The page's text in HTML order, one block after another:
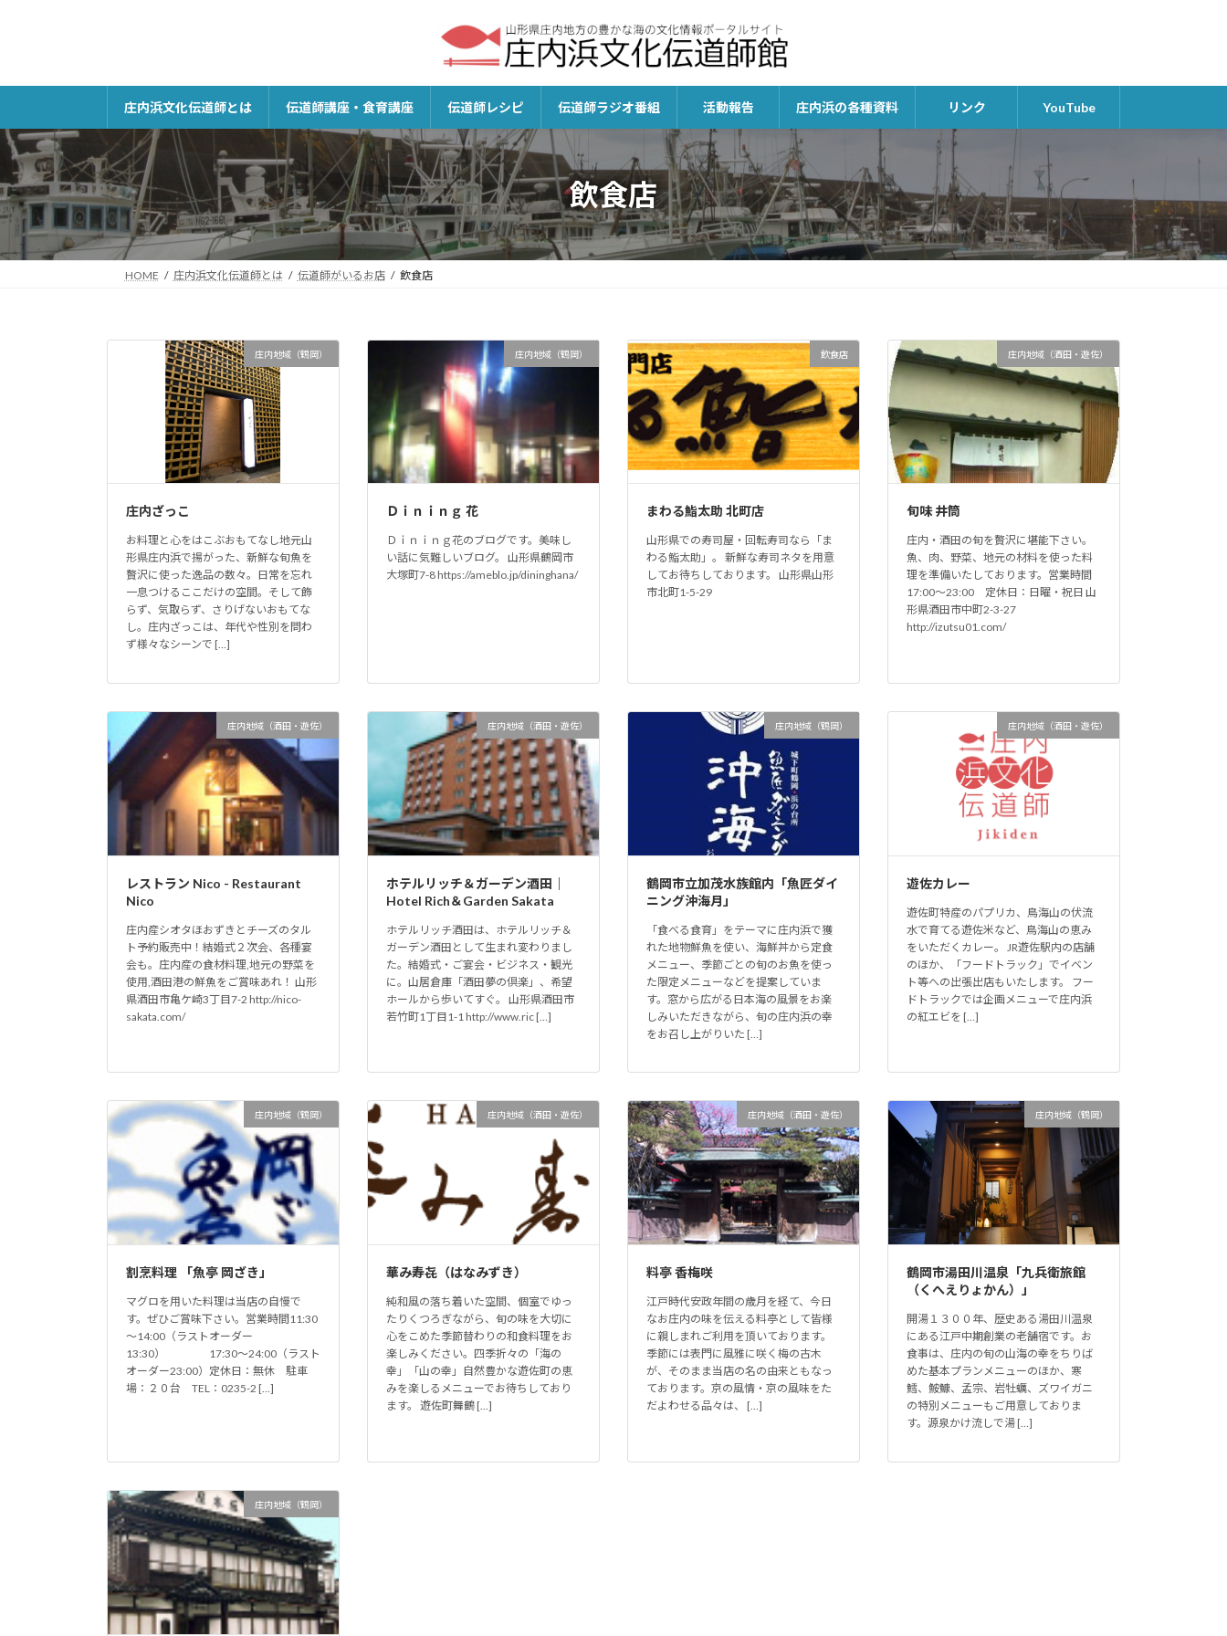
ス
キ
ッ
プ
ン
に
移
動
庄内浜文化伝道師とは 伝道師講座・食育講座 伝道師レシピ 伝道師ラジオ番組 活動報告 庄内浜の各種資料 リンク YouTube
飲食店
HOME 庄内浜文化伝道師とは 伝道師がいるお店 飲食店
庄内地域（鶴岡）
庄内ざっこ
お料理と心をはこぶおもてなし地元山
形県庄内浜で揚がった、新鮮な旬魚を
贅沢に使った逸品の数々。日常を忘れ
一息つけるここだけの空間。そして飾
らず、気取らず、さりげないおもてな
し。庄内ざっこは、年代や性別を問わ
ず様々なシーンで […]
庄内地域（鶴岡）
Ｄｉｎｉｎｇ 花
Ｄｉｎｉｎｇ花のブログです。美味し
い話に気難しいブログ。 山形県鶴岡市
大塚町7-8 https://ameblo.jp/dininghana/
飲食店
まわる鮨太助 北町店
山形県での寿司屋・回転寿司なら「ま
わる鮨太助」。 新鮮な寿司ネタを用意
してお待ちしております。 山形県山形
市北町1-5-29
庄内地域（酒田・遊佐）
旬味 井筒
庄内・酒田の旬を贅沢に堪能下さい。
魚、肉、野菜、地元の材料を使った料
理を準備いたしております。営業時間
17:00～23:00 定休日：日曜・祝日 山
形県酒田市中町2-3-27
http://izutsu01.com/
庄内地域（酒田・遊佐）
レストラン Nico - Restaurant
Nico
庄内産シオタほおずきとチーズのタル
ト予約販売中！結婚式２次会、各種宴
会も。庄内産の食材料理,地元の野菜を
使用,酒田港の鮮魚をご賞味あれ！ 山形
県酒田市亀ケ崎3丁目7-2 http://nico-
sakata.com/
庄内地域（酒田・遊佐）
ホテルリッチ＆ガーデン酒田｜
Hotel Rich＆Garden Sakata
ホテルリッチ酒田は、ホテルリッチ＆
ガーデン酒田として生まれ変わりまし
た。結婚式・ご宴会・ビジネス・観光
に。山居倉庫「酒田夢の倶楽」、希望
ホールから歩いてすぐ。 山形県酒田市
若竹町1丁目1-1 http://www.ric […]
庄内地域（鶴岡）
鶴岡市立加茂水族館内「魚匠ダイ
ニング沖海月」
「食べる食育」をテーマに庄内浜で獲
れた地物鮮魚を使い、海鮮丼から定食
メニュー、季節ごとの旬のお魚を使っ
た限定メニューなどを提案していま
す。窓から広がる日本海の風景をお楽
しみいただきながら、旬の庄内浜の幸
をお召し上がりいた […]
庄内地域（酒田・遊佐）
遊佐カレー
遊佐町特産のパプリカ、鳥海山の伏流
水で育てる遊佐米など、鳥海山の恵み
をいただくカレー。 JR遊佐駅内の店舗
のほか、「フードトラック」でイベン
ト等への出張出店もいたします。 フー
ドトラックでは企画メニューで庄内浜
の紅エビを […]
庄内地域（鶴岡）
割烹料理 「魚亭 岡ざき」
マグロを用いた料理は当店の自慢で
す。ぜひご賞味下さい。営業時間11:30
～14:00（ラストオーダー
13:30） 17:30～24:00（ラスト
オーダー23:00）定休日：無休 駐車
場：２０台 TEL：0235-2 […]
庄内地域（酒田・遊佐）
華み寿㐂（はなみずき）
純和風の落ち着いた空間、個室でゆっ
たりくつろぎながら、旬の味を大切に
心をこめた季節替わりの和食料理をお
楽しみください。四季折々の「海の
幸」「山の幸」自然豊かな遊佐町の恵
みを楽しるメニューでお待ちしており
ます。 遊佐町舞鶴 […]
庄内地域（酒田・遊佐）
料亭 香梅咲
江戸時代安政年間の歳月を経て、今日
なお庄内の味を伝える料亭として皆様
に親しまれご利用を頂いております。
季節には表門に風雅に咲く梅の古木
が、そのまま当店の名の由来ともなっ
ております。京の風情・京の風味をた
だよわせる品々は、 […]
庄内地域（鶴岡）
鶴岡市湯田川温泉「九兵衛旅館
（くへえりょかん）」
開湯１３００年、歴史ある湯田川温泉
にある江戸中期創業の老舗宿です。お
食事は、庄内の旬の山海の幸をちりば
めた基本プランメニューのほか、寒
鱈、鮟鱇、孟宗、岩牡蠣、ズワイガニ
の特別メニューもご用意しておりま
す。源泉かけ流しで湯 […]
庄内地域（鶴岡）